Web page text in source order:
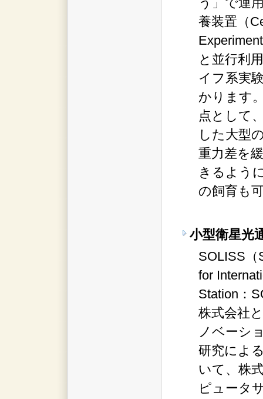
養装置（
と並行利
イフ系実
かります
点として
した大型
重力差を
きるよう
の飼育も
小型衛星光
SOLISS（
for
Station：
株式会社
ノベーシ
研究によ
いて、株
ピュータ